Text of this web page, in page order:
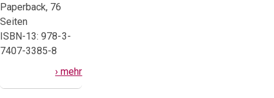
Paperback, 76
Seiten
ISBN-13: 978-3-
7407-3385-8
› mehr